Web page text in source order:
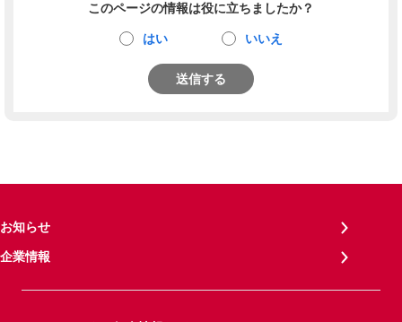
このページの情報は役に立ちましたか？
はい いいえ
送信する
お知らせ
企業情報